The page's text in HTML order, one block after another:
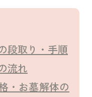
段取り・手順
流れ
・お墓解体の